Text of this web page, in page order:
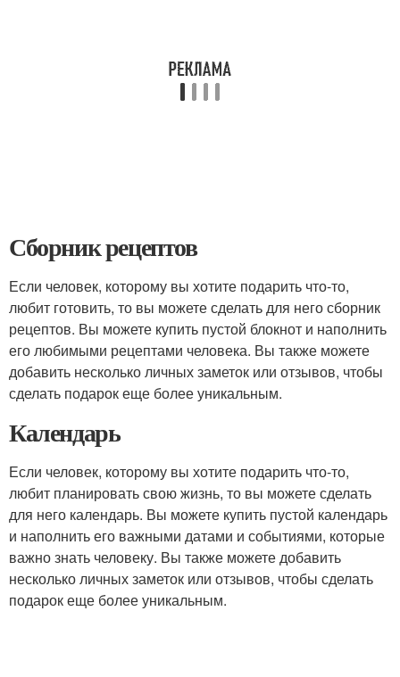
Сборник рецептов
Если человек, которому вы хотите подарить что-то,
любит готовить, то вы можете сделать для него сборник
рецептов. Вы можете купить пустой блокнот и наполнить
его любимыми рецептами человека. Вы также можете
добавить несколько личных заметок или отзывов, чтобы
сделать подарок еще более уникальным.
Календарь
Если человек, которому вы хотите подарить что-то,
любит планировать свою жизнь, то вы можете сделать
для него календарь. Вы можете купить пустой календарь
и наполнить его важными датами и событиями, которые
важно знать человеку. Вы также можете добавить
несколько личных заметок или отзывов, чтобы сделать
подарок еще более уникальным.